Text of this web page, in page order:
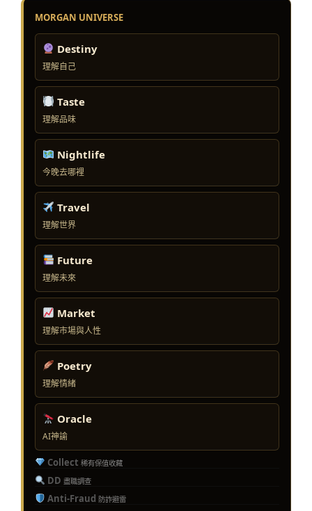
MORGAN UNIVERSE
Destiny
理解自己
Taste
理解品味
Nightlife
今晚去哪裡
Travel
理解世界
Future
理解未來
Market
理解市場與人性
Poetry
理解情緒
Oracle
AI神諭
Collect 稀有保值收藏
DD 盡職調查
Anti-Fraud 防詐避雷